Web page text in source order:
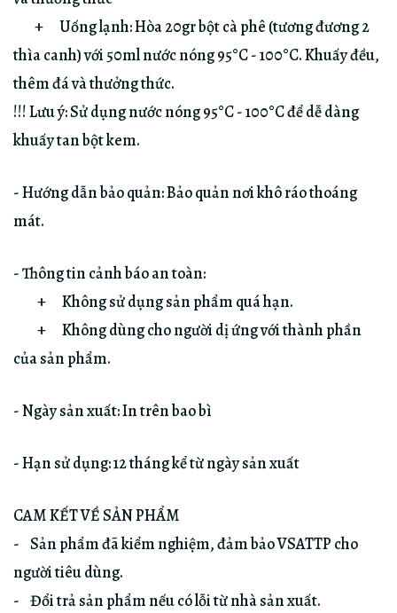
+ Uống lạnh: Hòa 20gr bột cà phê (tương đương 2
thìa canh) với 50ml nước nóng 95°C - 100°C. Khuấy đều,
thêm đá và thưởng thức.
!!! Lưu ý: Sử dụng nước nóng 95°C - 100°C để dễ dàng
khuấy tan bột kem.
- Hướng dẫn bảo quản: Bảo quản nơi khô ráo thoáng
mát.
- Thông tin cảnh báo an toàn:
+ Không sử dụng sản phẩm quá hạn.
+ Không dùng cho người dị ứng với thành phần
của sản phẩm.
- Ngày sản xuất: In trên bao bì
- Hạn sử dụng: 12 tháng kể từ ngày sản xuất
CAM KẾT VỀ SẢN PHẨM
- Sản phẩm đã kiểm nghiệm, đảm bảo VSATTP cho
người tiêu dùng.
- Đổi trả sản phẩm nếu có lỗi từ nhà sản xuất.